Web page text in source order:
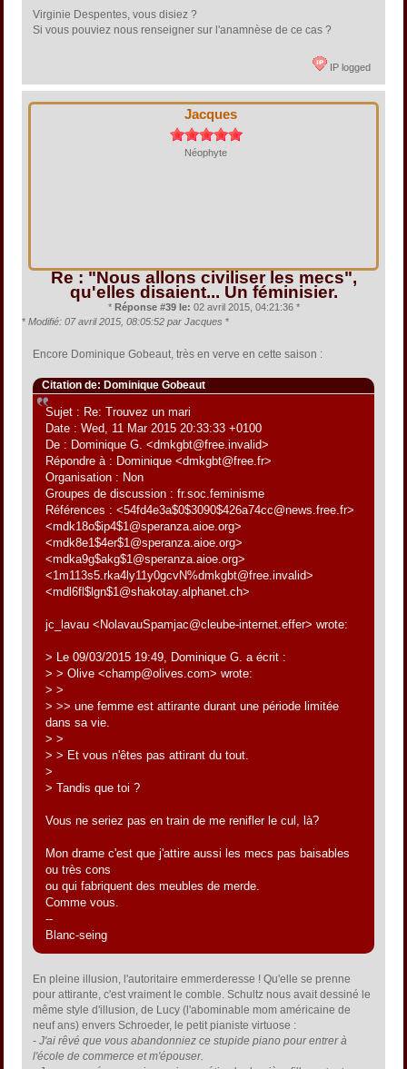
Virginie Despentes, vous disiez ?
Si vous pouviez nous renseigner sur l'anamnèse de ce cas ?
IP logged
Jacques
Néophyte
Re : "Nous allons civiliser les mecs",
qu'elles disaient... Un féminisier.
* Réponse #39 le: 02 avril 2015, 04:21:36 *
* Modifié: 07 avril 2015, 08:05:52 par Jacques *
Encore Dominique Gobeaut, très en verve en cette saison :
Citation de: Dominique Gobeaut
Sujet : Re: Trouvez un mari
Date : Wed, 11 Mar 2015 20:33:33 +0100
De : Dominique G. <dmkgbt@free.invalid>
Répondre à : Dominique <dmkgbt@free.fr>
Organisation : Non
Groupes de discussion : fr.soc.feminisme
Références : <54fd4e3a$0$3090$426a74cc@news.free.fr>
<mdk18o$ip4$1@speranza.aioe.org>
<mdk8e1$4er$1@speranza.aioe.org>
<mdka9g$akg$1@speranza.aioe.org>
<1m113s5.rka4ly11y0gcvN%dmkgbt@free.invalid>
<mdl6fl$lgn$1@shakotay.alphanet.ch>
jc_lavau <NolavauSpamjac@cleube-internet.effer> wrote:
> Le 09/03/2015 19:49, Dominique G. a écrit :
> > Olive <champ@olives.com> wrote:
> >
> >> une femme est attirante durant une période limitée
dans sa vie.
> >
> > Et vous n'êtes pas attirant du tout.
>
> Tandis que toi ?
Vous ne seriez pas en train de me renifler le cul, là?
Mon drame c'est que j'attire aussi les mecs pas baisables
ou très cons
ou qui fabriquent des meubles de merde.
Comme vous.
--
Blanc-seing
En pleine illusion, l'autoritaire emmerderesse ! Qu'elle se prenne
pour attirante, c'est vraiment le comble. Schultz nous avait dessiné le
même style d'illusion, de Lucy (l'abominable mom américaine de
neuf ans) envers Schroeder, le petit pianiste virtuose :
- J'ai rêvé que vous abandonniez ce stupide piano pour entrer à
l'école de commerce et m'épouser.